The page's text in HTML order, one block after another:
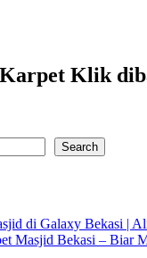
Klik
Search
di Galaxy Bekasi |
Masjid Bekasi – Biar